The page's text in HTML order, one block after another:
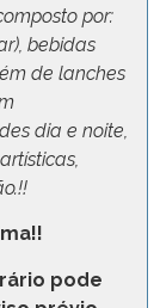
por:
bebidas
de lanches
dia e noite,
pode